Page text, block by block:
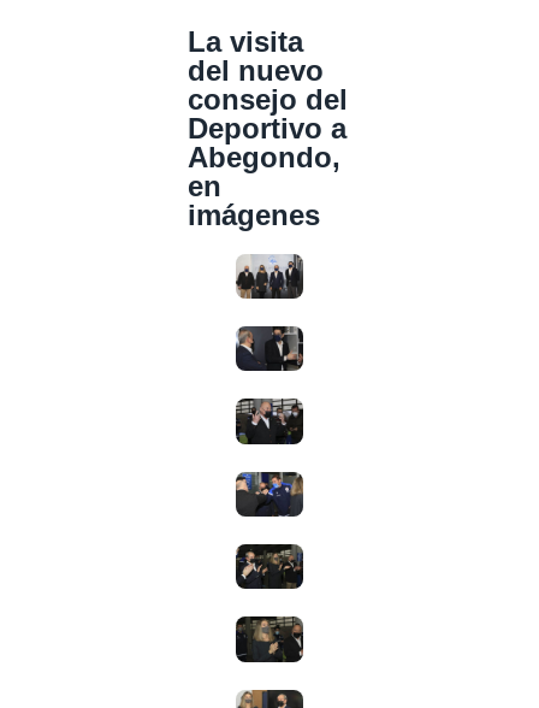
La visita
del nuevo
consejo del
Deportivo a
Abegondo,
en
imágenes